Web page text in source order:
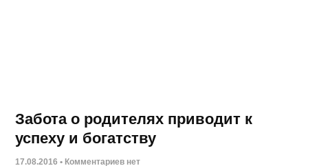
Забота о родителях приводит к
успеху и богатству
17.08.2016 Комментариев нет